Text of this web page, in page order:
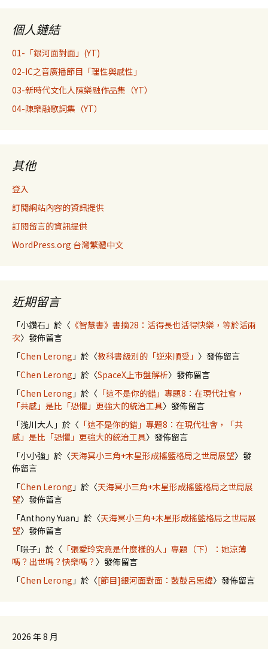
個人鏈結
01-「銀河面對面」(YT)
02-IC之音廣播節目「理性與感性」
03-新時代文化人陳樂融作品集（YT）
04-陳樂融歌詞集（YT）
其他
登入
訂閱網站內容的資訊提供
訂閱留言的資訊提供
WordPress.org 台灣繁體中文
近期留言
「小鑽石 」於〈 《智慧書》書摘28：活得長也活得快樂，等於活兩
次〉發佈留言
「Chen Lerong 」於〈教科書級別的「逆來順受」 〉發佈留言
「Chen Lerong 」於〈SpaceX上市盤解析〉發佈留言
「Chen Lerong 」於〈 「這不是你的錯」專題8：在現代社會，
「共感」是比「恐懼」更強大的統治工具〉發佈留言
「浅川大人 」於〈 「這不是你的錯」專題8：在現代社會，「共
感」是比「恐懼」更強大的統治工具〉發佈留言
「小小強 」於〈天海冥小三角+木星形成搖籃格局之世局展望〉發
佈留言
「Chen Lerong 」於〈天海冥小三角+木星形成搖籃格局之世局展
望〉發佈留言
「Anthony Yuan 」於〈天海冥小三角+木星形成搖籃格局之世局展
望〉發佈留言
「咪子 」於〈 「張愛玲究竟是什麼樣的人」專題（下）：她涼薄
嗎？出世嗎？快樂嗎？ 〉發佈留言
「Chen Lerong 」於〈[節目]銀河面對面：鼓鼓呂思緯〉發佈留言
2026 年 8 月